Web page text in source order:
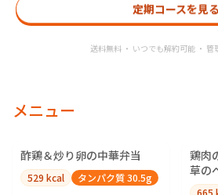
定期コースを見る
送料無料 ・ いつでも解約可能 ・ 管
メニュー
酢鶏＆炒り卵の中華弁当
529 kcal タンパク質30.5g
鶏肉
草の